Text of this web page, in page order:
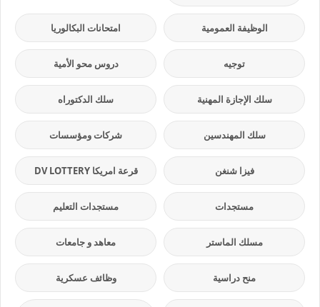
الوظيفة العمومية امتحانات البكالوريا
توجيه دروس محو الأمية
سلك الإجازة المهنية سلك الدكتوراه
سلك المهندسين شركات ومؤسسات
فيزا شنغن قرعة امريكا DV LOTTERY
مستجدات مستجدات التعليم
مسلك الماستر معاهد و جامعات
منح دراسية وظائف عسكرية